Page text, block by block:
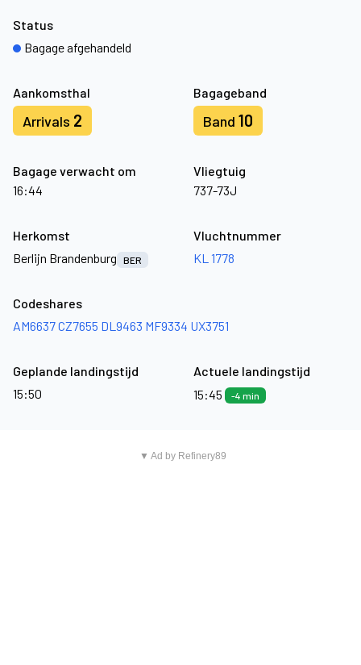
Aankomsthal
Arrivals 2
Bagageband
Band 10
Bagage verwacht om
16:44
Vliegtuig
737-73J
Status
Bagage afgehandeld
Herkomst
Berlijn Brandenburg
BER
Vluchtnummer
KL 1778
Codeshares
AM6637CZ7655 DL9463 MF9334 UX3751
Geplande landingstijd
15:50
Actuele landingstijd
15:45
-4 min
▼ Ad by Refinery89